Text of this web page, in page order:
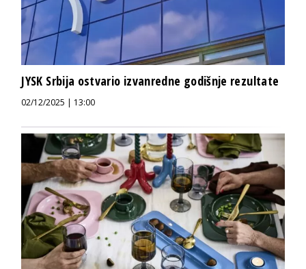
JYSK Srbija ostvario izvanredne godišnje rezultate
02/12/2025 | 13:00